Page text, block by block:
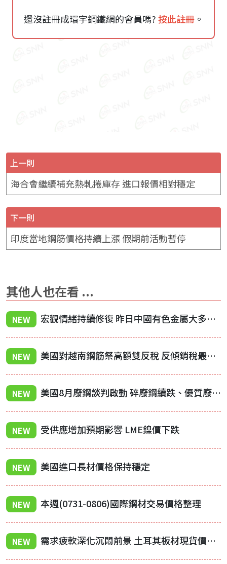
還沒註冊成環宇鋼鐵網的會員嗎?按此註冊。
上一則
海合會繼續補充熱軋捲庫存 進口報價相對穩定
下一則
印度當地鋼筋價格持續上漲 假期前活動暫停
其他人也在看 ...
NEW 宏觀情緒持續修復 昨日中國有色金屬大多震盪收漲
NEW 美國對越南鋼筋祭高額雙反稅 反傾銷稅最高131.53%
NEW 美國8月廢鋼談判啟動 碎廢鋼續跌、優質廢鋼持穩
NEW 受供應增加預期影響 LME鎳價下跌
NEW 美國進口長材價格保持穩定
NEW 本週(0731-0806)國際鋼材交易價格整理
NEW 需求疲軟深化沉悶前景 土耳其板材現貨價格下跌